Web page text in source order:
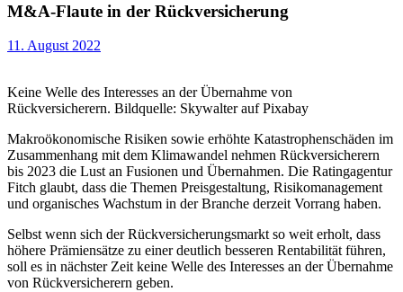
M&A-Flaute in der Rückversicherung
11. August 2022
Keine Welle des Interesses an der Übernahme von
Rückversicherern. Bildquelle: Skywalter auf Pixabay
Makroökonomische Risiken sowie erhöhte Katastrophenschäden im
Zusammenhang mit dem Klimawandel nehmen Rückversicherern
bis 2023 die Lust an Fusionen und Übernahmen. Die Ratingagentur
Fitch glaubt, dass die Themen Preisgestaltung, Risikomanagement
und organisches Wachstum in der Branche derzeit Vorrang haben.
Selbst wenn sich der Rückversicherungsmarkt so weit erholt, dass
höhere Prämiensätze zu einer deutlich besseren Rentabilität führen,
soll es in nächster Zeit keine Welle des Interesses an der Übernahme
von Rückversicherern geben.